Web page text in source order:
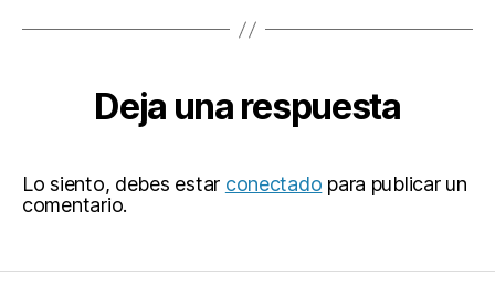
Deja una respuesta
Lo siento, debes estar conectado para publicar un
comentario.